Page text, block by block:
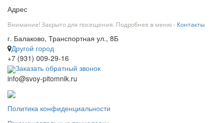
Адрес
Внимание! Закрыто для посещения. Подробнее в меню - Контакты
г. Балаково, Транспортная ул., 8Б
Другой город
+7 (931) 009-29-16
Заказать обратный звонок
info@svoy-pitomnik.ru
Политика конфиденциальности